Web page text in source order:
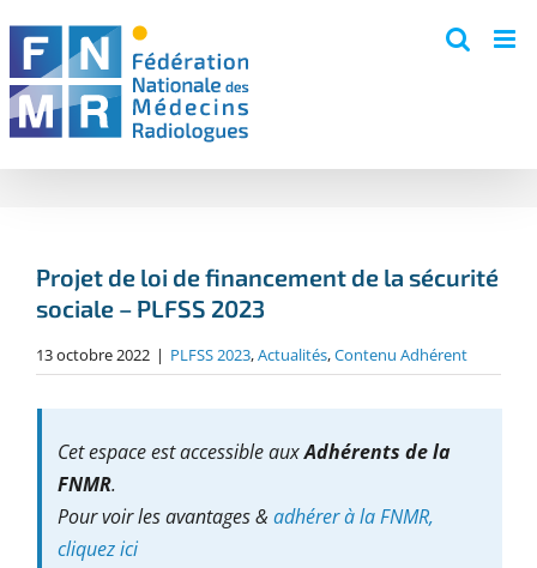
content
Projet de loi de financement de la sécurité
sociale – PLFSS 2023
13 octobre 2022 | PLFSS 2023,Actualités,Contenu Adhérent
Cet espace est accessible auxAdhérents de la
FNMR.
Pour voir les avantages &adhérer à la FNMR,
cliquez ici